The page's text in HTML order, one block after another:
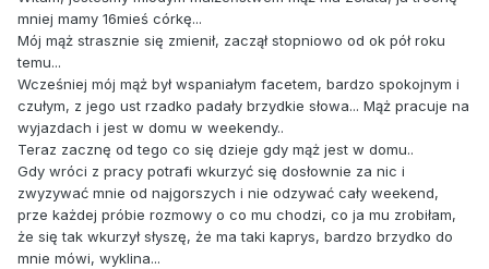
mniej mamy 16mieś córkę...
Mój mąż strasznie się zmienił, zaczął stopniowo od ok pół roku
temu...
Wcześniej mój mąż był wspaniałym facetem, bardzo spokojnym i
czułym, z jego ust rzadko padały brzydkie słowa... Mąż pracuje na
wyjazdach i jest w domu w weekendy..
Teraz zacznę od tego co się dzieje gdy mąż jest w domu..
Gdy wróci z pracy potrafi wkurzyć się dosłownie za nic i
zwyzywać mnie od najgorszych i nie odzywać cały weekend,
prze każdej próbie rozmowy o co mu chodzi, co ja mu zrobiłam,
że się tak wkurzył słyszę, że ma taki kaprys, bardzo brzydko do
mnie mówi, wyklina...